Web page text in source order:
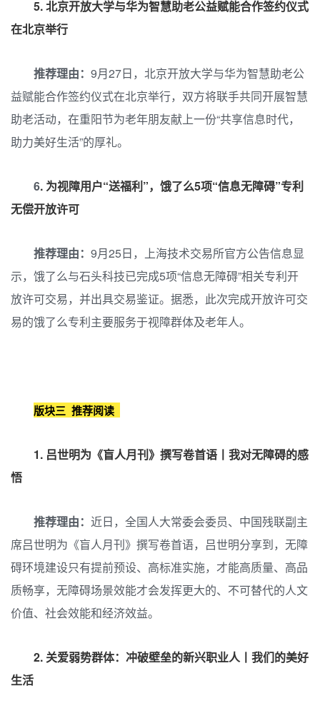
5.北京开放大学与华为智慧助老公益赋能合作签约仪式
在北京举行
推荐理由： 9月27日，北京开放大学与华为智慧助老公
益赋能合作签约仪式在北京举行，双方将联手共同开展智慧
助老活动，在重阳节为老年朋友献上一份“共享信息时代，
助力美好生活”的厚礼。
6. 为视障用户“送福利”，饿了么5项“信息无障碍”专利
无偿开放许可
推荐理由： 9月25日，上海技术交易所官方公告信息显
示，饿了么与石头科技已完成5项“信息无障碍”相关专利开
放许可交易，并出具交易鉴证。据悉，此次完成开放许可交
易的饿了么专利主要服务于视障群体及老年人。
版块三 推荐阅读
1. 吕世明为《盲人月刊》撰写卷首语丨我对无障碍的感
悟
推荐理由： 近日，全国人大常委会委员、中国残联副主
席吕世明为《盲人月刊》撰写卷首语，吕世明分享到，无障
碍环境建设只有提前预设、高标准实施，才能高质量、高品
质畅享，无障碍场景效能才会发挥更大的、不可替代的人文
价值、社会效能和经济效益。
2. 关爱弱势群体：冲破壁垒的新兴职业人丨我们的美好
生活